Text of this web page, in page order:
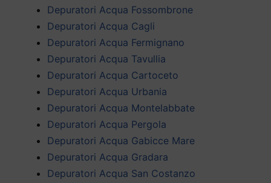
Depuratori Acqua Fossombrone
Depuratori Acqua Cagli
Depuratori Acqua Fermignano
Depuratori Acqua Tavullia
Depuratori Acqua Cartoceto
Depuratori Acqua Urbania
Depuratori Acqua Montelabbate
Depuratori Acqua Pergola
Depuratori Acqua Gabicce Mare
Depuratori Acqua Gradara
Depuratori Acqua San Costanzo